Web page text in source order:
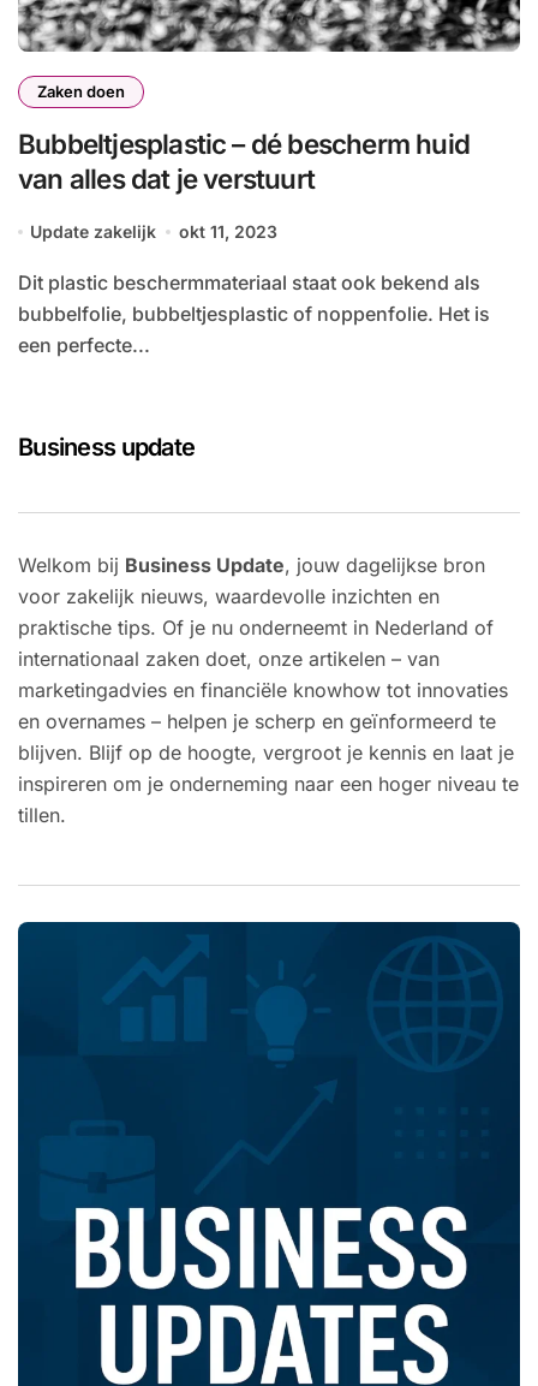
Zaken doen
Bubbeltjesplastic – dé bescherm huid
van alles dat je verstuurt
Update zakelijk okt 11, 2023
Dit plastic beschermmateriaal staat ook bekend als
bubbelfolie, bubbeltjesplastic of noppenfolie. Het is
een perfecte...
Business update
Welkom bij Business Update, jouw dagelijkse bron
voor zakelijk nieuws, waardevolle inzichten en
praktische tips. Of je nu onderneemt in Nederland of
internationaal zaken doet, onze artikelen – van
marketingadvies en financiële knowhow tot innovaties
en overnames – helpen je scherp en geïnformeerd te
blijven. Blijf op de hoogte, vergroot je kennis en laat je
inspireren om je onderneming naar een hoger niveau te
tillen.